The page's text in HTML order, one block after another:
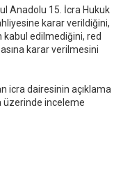
Anadolu 15. İcra Hukuk
karar verildiğini,
kabul edilmediğini, red
karar verilmesini
icra dairesinin açıklama
üzerinde inceleme